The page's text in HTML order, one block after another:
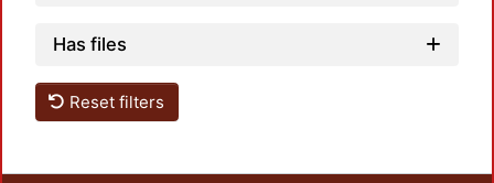
Has files
Reset filters